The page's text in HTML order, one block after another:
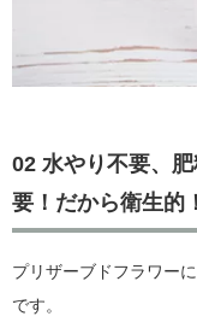
02 水やり不要、
要！だから衛生的！
プリザーブドフラワー
です。